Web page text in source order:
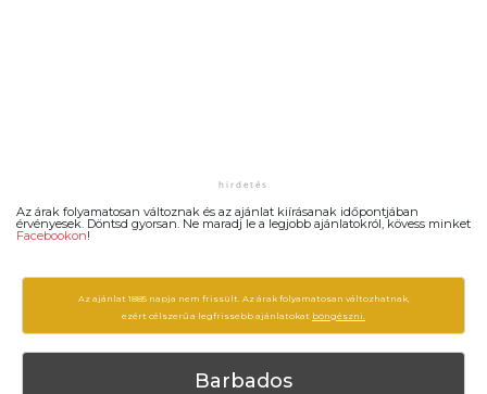
Az árak folyamatosan változnak és az ajánlat kiírásanak időpontjában
érvényesek. Döntsd gyorsan. Ne maradj le a legjobb ajánlatokról, kövess minket
Facebookon!
Az ajánlat 1885 napja nem frissült. Az árak folyamatosan változhatnak,
ezért célszerű a legfrissebb ajánlatokat böngészni.
Barbados